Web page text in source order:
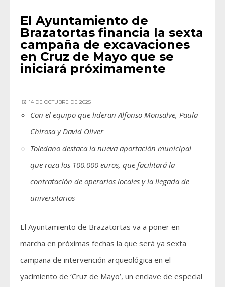
El Ayuntamiento de
Brazatortas financia la sexta
campaña de excavaciones
en Cruz de Mayo que se
iniciará próximamente
14 DE OCTUBRE DE 2025
Con el equipo que lideran Alfonso Monsalve, Paula
Chirosa y David Oliver
Toledano destaca la nueva aportación municipal
que roza los 100.000 euros, que facilitará la
contratación de operarios locales y la llegada de
universitarios
El Ayuntamiento de Brazatortas va a poner en
marcha en próximas fechas la que será ya sexta
campaña de intervención arqueológica en el
yacimiento de ‘Cruz de Mayo’, un enclave de especial